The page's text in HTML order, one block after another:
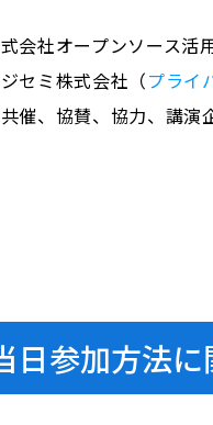
会社オープンソース活
セミ株式会社（プライ
催、協賛、協力、講演
日参加方法